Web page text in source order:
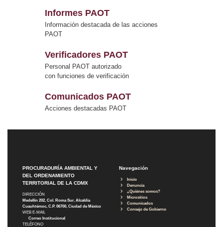
Informes PAOT
Información destacada de las acciones
PAOT
Verificadores PAOT
Personal PAOT autorizado
con funciones de verificación
Comunicados PAOT
Acciones destacadas PAOT
PROCURADURÍA AMBIENTAL Y
DEL ORDENAMIENTO
TERRITORIAL DE LA CDMX
DIRECCIÓN
Medellín 202, Col. Roma Sur, Alcaldía
Cuauhtémoc, C.P. 06700, Ciudad de México
WEB E-MAIL
Correo Institucional
TELÉFONO
Navegación
Inicio
Denuncia
¿Quiénes somos?
Micrositios
Comunicados
Consejo de Gobierno